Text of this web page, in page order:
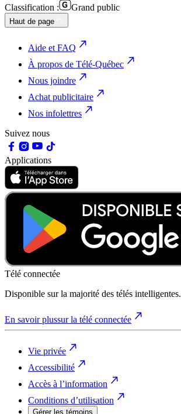
Classification :
Grand public
Haut de page
Aide et FAQ
À propos de Télé-Québec
Nous joindre
Achat publicitaire
Nos infolettres
Suivez nous
Applications
Télé connectée
Disponible sur la majorité des télés intelligentes.
En savoir plussur la télé connectée
Vie privée
Accessibilité
Accès à l’information
Conditions d’utilisation
Gérer les témoins